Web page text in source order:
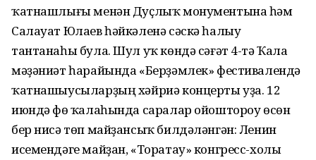
ҡатнашлығы менән Дуҫлыҡ монументына һәм
Салауат Юлаев һәйкәленә сәскә һалыу
тантанаһы була. Шул уҡ көндә сәғәт 4-тә Ҡала
мәҙәниәт һарайында «Берҙәмлек» фестивалендә
ҡатнашыусыларҙың хәйриә концерты уҙа. 12
июндә Өфө ҡалаһында саралар ойоштороу өсөн
бер нисә төп майҙансыҡ билдәләнгән: Ленин
исемендәге майҙан, «Торатау» конгресс-холы